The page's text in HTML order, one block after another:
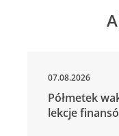
07.08.2026
Półmetek
lekcje